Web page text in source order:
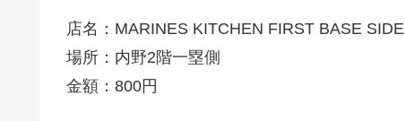
店名：MARINES KITCHEN FIRST BASE SIDE
場所：内野2階一塁側
金額：800円